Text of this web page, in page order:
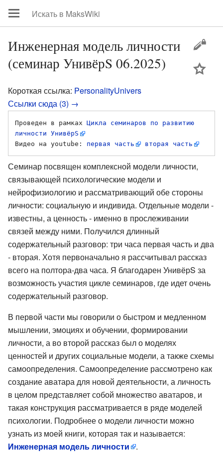
Инженерная модель личности
(семинар УнивёрS 06.2025)
Короткая ссылка: PersonalityUnivers
Ссылки сюда (3) →
Проведен в рамках Цикла семинаров по развитию
личности УнивёрS
Видео на youtube: первая часть вторая часть
Семинар посвящен комплексной модели личности,
связывающей психологические модели и
нейрофизиологию и рассматривающий обе стороны
личности: социальную и индивида. Отдельные модели -
известны, а ценность - именно в прослеживании
связей между ними. Получился длинный
содержательный разговор: три часа первая часть и два
- вторая. Хотя первоначально я рассчитывал рассказ
всего на полтора-два часа. Я благодарен УнивёрS за
возможность участия цикле семинаров, где идет очень
содержательный разговор.
В первой части мы говорили о быстром и медленном
мышлении, эмоциях и обучении, формировании
личности, а во второй рассказ был о моделях
ценностей и других социальные модели, а также схемы
самоопределения. Самоопределение рассмотрено как
создание аватара для новой деятельности, а личность
в целом представляет собой множество аватаров, и
такая конструкция рассматривается в ряде моделей
психологии. Подробнее о модели личности можно
узнать из моей книги, которая так и называется:
Инженерная модель личности
.